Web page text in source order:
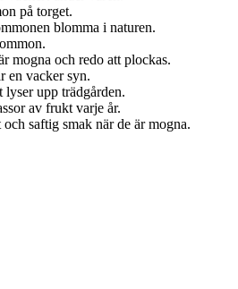
på torget.
blomma i naturen.
mogna och redo att plockas.
en vacker syn.
upp trädgården.
av frukt varje år.
saftig smak när de är mogna.